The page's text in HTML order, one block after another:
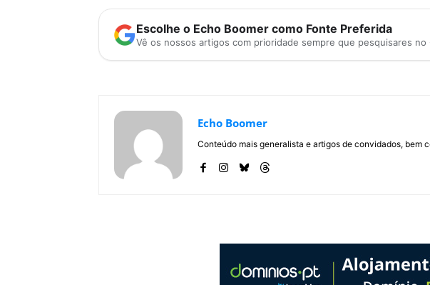
Escolhe o Echo Boomer como Fonte Preferida
Vê os nossos artigos com prioridade sempre que pesquisares no
Echo Boomer
Conteúdo mais generalista e artigos de convidados, bem